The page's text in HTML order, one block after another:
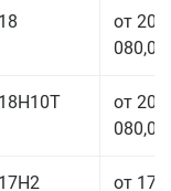
от 208
080,00
от 209
080,00
от 175